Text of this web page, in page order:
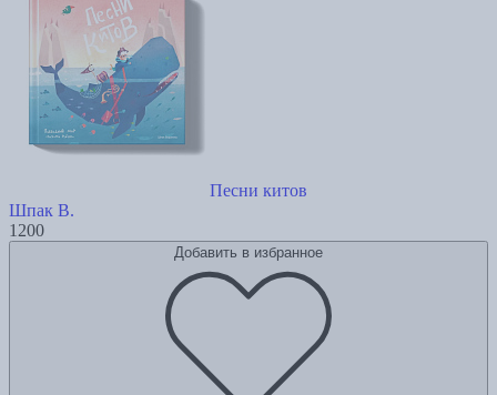
Песни китов
Шпак В.
1200
Добавить в избранное